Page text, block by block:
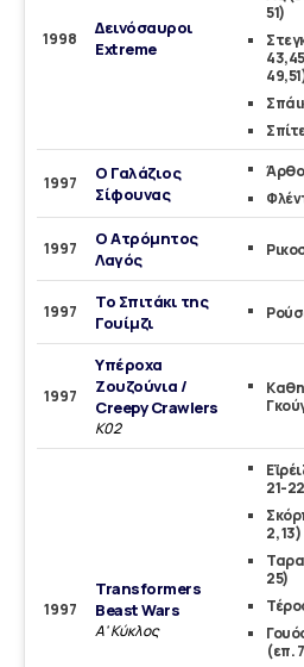
1998
Δεινόσαυροι
Extreme
51)
1997
Ο Γαλάζιος
Σίφουνας
1997
Ο Ατρόμητος
Λαγός
1997
Το Σπιτάκι της
Γουίμζι
1997
Υπέροχα
Ζουζούνια /
Creepy Crawlers
Κ02
1997
Transformers
Beast Wars
Α' Κύκλος
21-
2, 13)
25)
(επ.